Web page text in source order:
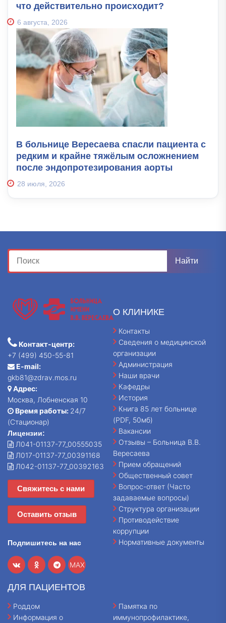
что действительно происходит?
6 августа, 2026
В больнице Вересаева спасли пациента с
редким и крайне тяжёлым осложнением
после эндопротезирования аорты
28 июля, 2026
Контакт-центр:
+7 (499) 450-55-81
E-mail:
gkb81@zdrav.mos.ru
Адрес:
Москва, Лобненская 10
Время работы: 24/7
(Стационар)
Лицензии:
Л041-01137-77_00555035
Л017-01137-77_00391168
Л042-01137-77_00392163
Свяжитесь с нами
Оставить отзыв
Подпишитесь на нас
MAX
О КЛИНИКЕ
Контакты
Сведения о медицинской
организации
Администрация
Наши врачи
Кафедры
История
Книга 85 лет больнице
(PDF, 50мб)
Вакансии
Отзывы – Больница В.В.
Вересаева
Прием обращений
Общественный совет
Вопрос-ответ (Часто
задаваемые вопросы)
Структура организации
Противодействие
коррупции
Нормативные документы
ДЛЯ ПАЦИЕНТОВ
Роддом
Информация о
Памятка по
иммунопрофилактике,